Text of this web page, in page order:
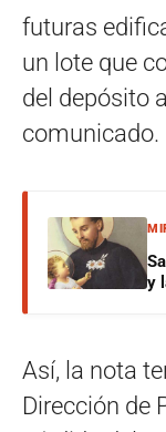
futuras
un lote que
del depósito
comunicado.
y
Así, la nota
Dirección de